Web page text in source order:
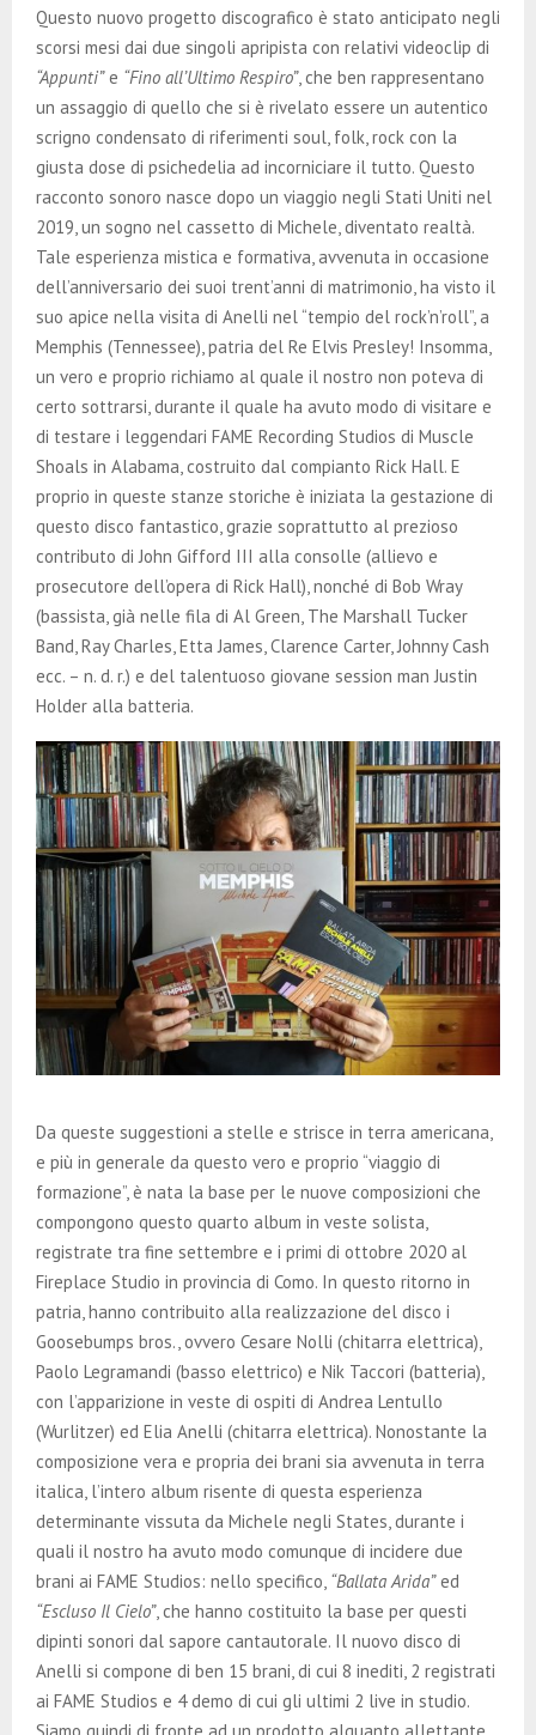
Questo nuovo progetto discografico è stato anticipato negli
scorsi mesi dai due singoli apripista con relativi videoclip di
“Appunti”e “Fino all’Ultimo Respiro”, che ben rappresentano
un assaggio di quello che si è rivelato essere un autentico
scrigno condensato di riferimenti soul, folk, rock con la
giusta dose di psichedelia ad incorniciare il tutto. Questo
racconto sonoro nasce dopo un viaggio negli Stati Uniti nel
2019, un sogno nel cassetto di Michele, diventato realtà.
Tale esperienza mistica e formativa, avvenuta in occasione
dell’anniversario dei suoi trent’anni di matrimonio, ha visto il
suo apice nella visita di Anelli nel “tempio del rock’n’roll”, a
Memphis (Tennessee), patria del Re Elvis Presley! Insomma,
un vero e proprio richiamo al quale il nostro non poteva di
certo sottrarsi, durante il quale ha avuto modo di visitare e
di testare i leggendari FAME Recording Studios di Muscle
Shoals in Alabama, costruito dal compianto Rick Hall. E
proprio in queste stanze storiche è iniziata la gestazione di
questo disco fantastico, grazie soprattutto al prezioso
contributo di John Gifford III alla consolle (allievo e
prosecutore dell’opera di Rick Hall), nonché di Bob Wray
(bassista, già nelle fila di Al Green, The Marshall Tucker
Band, Ray Charles, Etta James, Clarence Carter, Johnny Cash
ecc. – n. d. r.) e del talentuoso giovane session man Justin
Holder alla batteria.
Da queste suggestioni a stelle e strisce in terra americana,
e più in generale da questo vero e proprio “viaggio di
formazione”, è nata la base per le nuove composizioni che
compongono questo quarto album in veste solista,
registrate tra fine settembre e i primi di ottobre 2020 al
Fireplace Studio in provincia di Como. In questo ritorno in
patria, hanno contribuito alla realizzazione del disco i
Goosebumps bros., ovvero Cesare Nolli (chitarra elettrica),
Paolo Legramandi (basso elettrico) e Nik Taccori (batteria),
con l’apparizione in veste di ospiti di Andrea Lentullo
(Wurlitzer) ed Elia Anelli (chitarra elettrica). Nonostante la
composizione vera e propria dei brani sia avvenuta in terra
italica, l’intero album risente di questa esperienza
determinante vissuta da Michele negli States, durante i
quali il nostro ha avuto modo comunque di incidere due
brani ai FAME Studios: nello specifico, “Ballata Arida”ed
“Escluso Il Cielo”, che hanno costituito la base per questi
dipinti sonori dal sapore cantautorale. Il nuovo disco di
Anelli si compone di ben 15 brani, di cui 8 inediti, 2 registrati
ai FAME Studios e 4 demo di cui gli ultimi 2 live in studio.